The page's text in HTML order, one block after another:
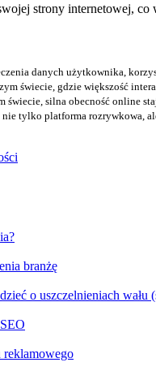
strony internetowej,
danych użytkownika,
świecie, gdzie większość
silna obecność online
tylko platforma rozrywkowa,
branżę
o uszczelnieniach wału
reklamowego